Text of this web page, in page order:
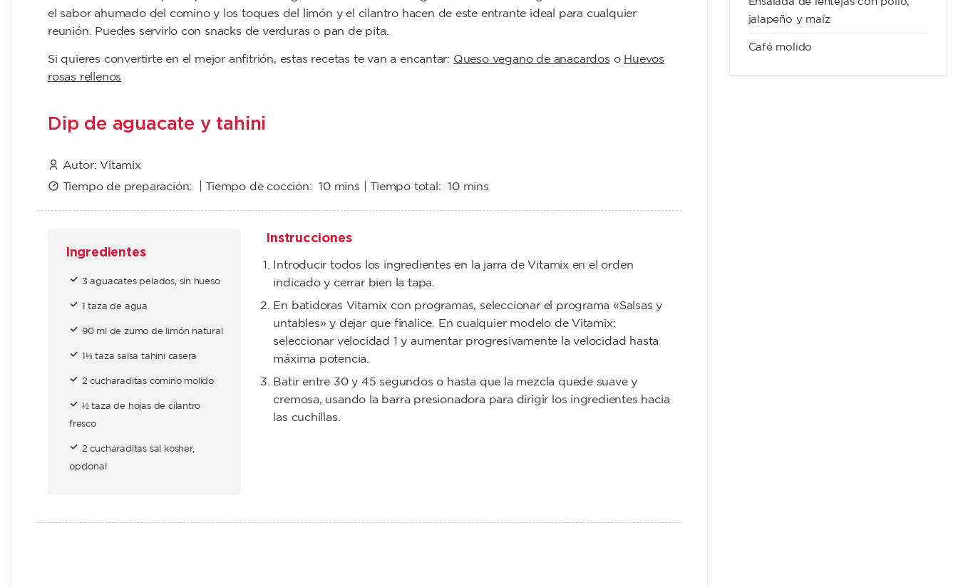
el sabor ahumado del comino y los toques del limón y el cilantro hacen de este entrante ideal para cualquier
reunión. Puedes servirlo con snacks de verduras o pan de pita.
Si quieres convertirte en el mejor anfitrión, estas recetas te van a encantar: Queso vegano de anacardos o Huevos
rosas rellenos
Dip de aguacate y tahini
Autor: Vitamix
Tiempo de preparación: | Tiempo de cocción:10 mins | Tiempo total:10 mins
Ingredientes
3 aguacates pelados, sin hueso
1 taza de agua
90 ml de zumo de limón natural
1⅓ taza salsa tahini casera
2 cucharaditas comino molido
½ taza de hojas de cilantro
fresco
2 cucharaditas sal kosher,
opcional
Instrucciones
Introducir todos los ingredientes en la jarra de Vitamix en el orden
indicado y cerrar bien la tapa.
En batidoras Vitamix con programas, seleccionar el programa «Salsas y
untables» y dejar que finalice. En cualquier modelo de Vitamix:
seleccionar velocidad 1 y aumentar progresivamente la velocidad hasta
máxima potencia.
Batir entre 30 y 45 segundos o hasta que la mezcla quede suave y
cremosa, usando la barra presionadora para dirigir los ingredientes hacia
las cuchillas.
jalapeño y maíz
Café molido